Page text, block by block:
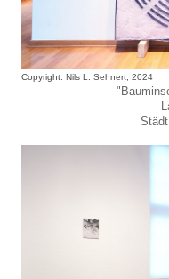
Copyright: Nils L. Sehnert, 2024